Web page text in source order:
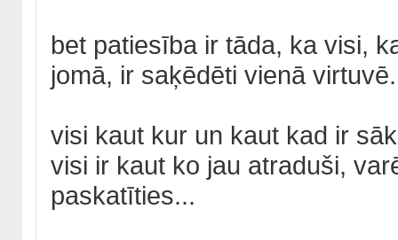
bet patiesība ir tāda, ka visi,
jomā, ir saķēdēti vienā
visi kaut kur un kaut kad ir
visi ir kaut ko jau atraduši,
paskatīties...